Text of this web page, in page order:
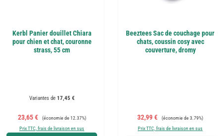
Kerbl Panier douillet Chiara
pour chien et chat, couronne
strass, 55 cm
Variantes de17,45 €
Prix de vente :
23,65 € Prix régulier :
(économie de 12.37%)
Prix TTC, frais de livraison en sus
Beeztees Sac de couchage pour
chats, coussin cosy avec
couverture, dromy
Prix de vente :
32,99 € Prix régulier :
(économie de 3.79%)
Prix TTC, frais de livraison en sus